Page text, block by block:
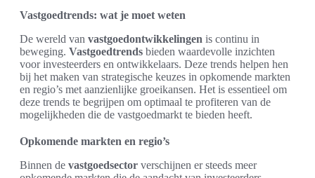
Vastgoedtrends: wat je moet weten
De wereld van vastgoedontwikkelingen is continu in
beweging. Vastgoedtrends bieden waardevolle inzichten
voor investeerders en ontwikkelaars. Deze trends helpen hen
bij het maken van strategische keuzes in opkomende markten
en regio’s met aanzienlijke groeikansen. Het is essentieel om
deze trends te begrijpen om optimaal te profiteren van de
mogelijkheden die de vastgoedmarkt te bieden heeft.
Opkomende markten en regio’s
Binnen de vastgoedsector verschijnen er steeds meer